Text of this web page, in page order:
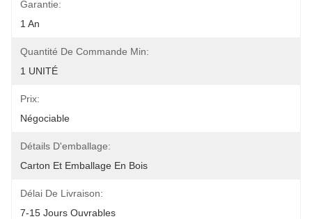
Garantie:
1 An
Quantité De Commande Min:
1 UNITÉ
Prix:
Négociable
Détails D'emballage:
Carton Et Emballage En Bois
Délai De Livraison:
7-15 Jours Ouvrables